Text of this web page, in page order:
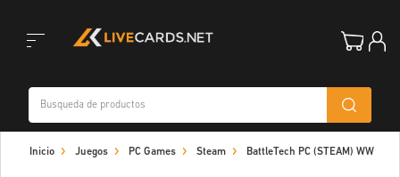
Inicio Juegos PC Games Steam BattleTech PC (STEAM) WW